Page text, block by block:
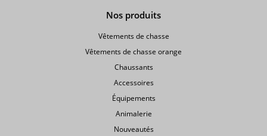
Nos produits
Vêtements de chasse
Vêtements de chasse orange
Chaussants
Accessoires
Équipements
Animalerie
Nouveautés